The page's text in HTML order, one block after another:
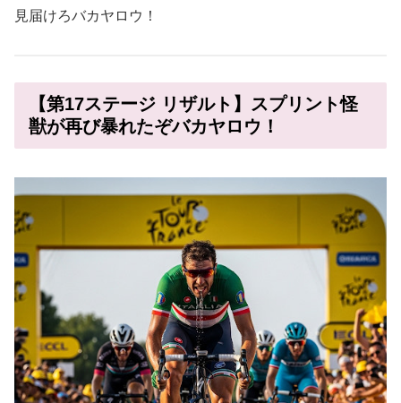
見届けろバカヤロウ！
【第17ステージ リザルト】スプリント怪
獣が再び暴れたぞバカヤロウ！